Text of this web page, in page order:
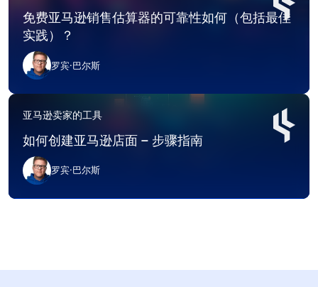
免费亚马逊销售估算器的可靠性如何（包括最佳
实践）？
罗宾·巴尔斯
亚马逊卖家的工具
如何创建亚马逊店面 – 步骤指南
罗宾·巴尔斯